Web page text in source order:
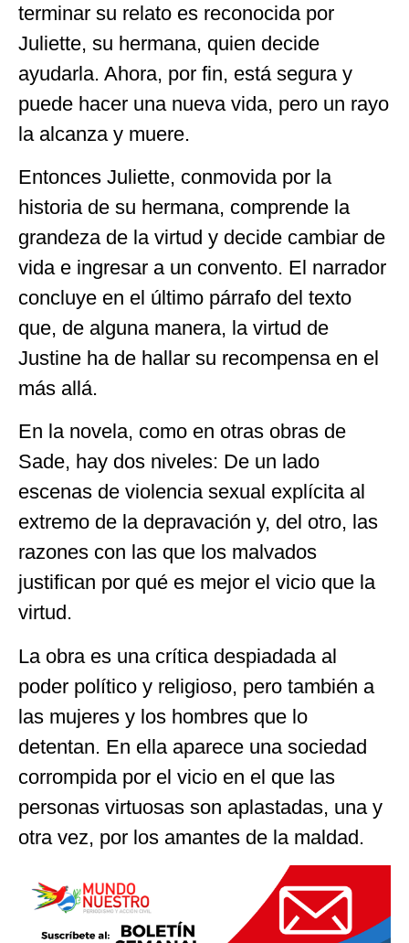
terminar su relato es reconocida por
Juliette, su hermana, quien decide
ayudarla. Ahora, por fin, está segura y
puede hacer una nueva vida, pero un rayo
la alcanza y muere.
Entonces Juliette, conmovida por la
historia de su hermana, comprende la
grandeza de la virtud y decide cambiar de
vida e ingresar a un convento. El narrador
concluye en el último párrafo del texto
que, de alguna manera, la virtud de
Justine ha de hallar su recompensa en el
más allá.
En la novela, como en otras obras de
Sade, hay dos niveles: De un lado
escenas de violencia sexual explícita al
extremo de la depravación y, del otro, las
razones con las que los malvados
justifican por qué es mejor el vicio que la
virtud.
La obra es una crítica despiadada al
poder político y religioso, pero también a
las mujeres y los hombres que lo
detentan. En ella aparece una sociedad
corrompida por el vicio en el que las
personas virtuosas son aplastadas, una y
otra vez, por los amantes de la maldad.